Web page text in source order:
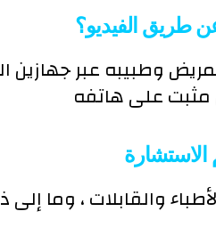
طريق الفيديو؟
وطبيبه عبر جهازين
الاستشارة
والقابلات ،